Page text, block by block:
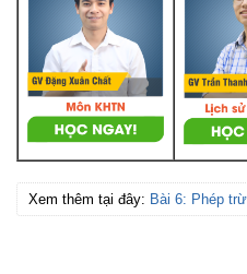
Xem thêm tại đây: Bài 6: Phép